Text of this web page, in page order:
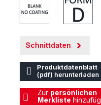
Schnittdaten
Produktdatenblatt
(pdf) herunterladen
Zur persönlichen
Merkliste